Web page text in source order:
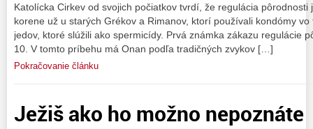
Katolícka Cirkev od svojich počiatkov tvrdí, že regulácia pôrodnosti
korene už u starých Grékov a Rimanov, ktorí používali kondómy
jedov, ktoré slúžili ako spermicídy. Prvá známka zákazu regulácie
10. V tomto príbehu má Onan podľa tradičných zvykov […]
Pokračovanie článku
Ježiš ako ho možno nepoznáte